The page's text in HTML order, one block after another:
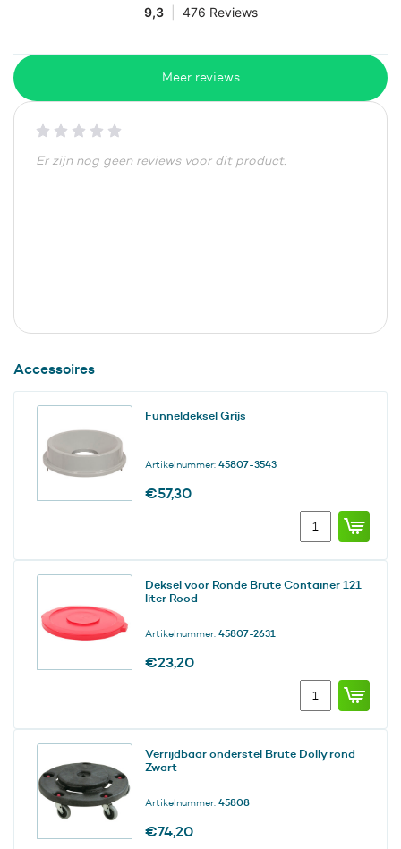
Meer reviews
Er zijn nog geen reviews voor dit product.
Accessoires
Funneldeksel Grijs
Artikelnummer: 45807-3543
€57,30
Funneldeksel
Deksel voor Ronde Brute Container 121
liter Rood
Artikelnummer: 45807-2631
€23,20
Container
Verrijdbaar onderstel Brute Dolly rond
Zwart
Artikelnummer: 45808
€74,20